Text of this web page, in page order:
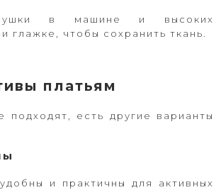
в машине и высоких
глажке, чтобы сохранить ткань.
платьям
подходят, есть другие варианты
и практичны для активных